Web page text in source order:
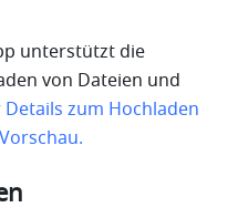
unterstützt die
von Dateien und
zum Hochladen